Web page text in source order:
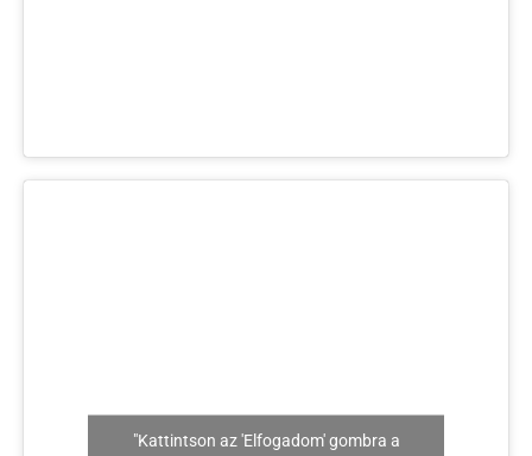
"Kattintson az 'Elfogadom' gombra a